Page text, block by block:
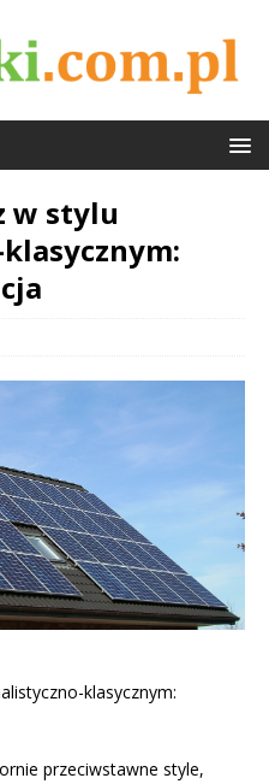
w stylu
klasycznym:
przeciwstawne style,